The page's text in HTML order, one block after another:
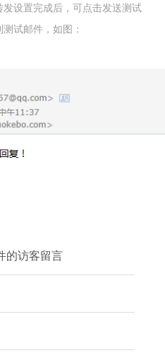
设置完成后，可点击发送测试
试邮件，如图：
的访客留言